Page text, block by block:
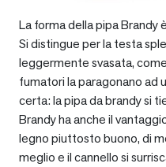
La forma della pipa Brandy
Si distingue per la testa
leggermente svasata,
fumatori la paragonano ad
certa: la pipa da brandy si
Brandy ha anche il
legno piuttosto buono, di
meglio e il cannello si